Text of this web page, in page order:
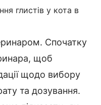
глистів у кота в
Спочатку
щоб
щодо вибору
та дозування.